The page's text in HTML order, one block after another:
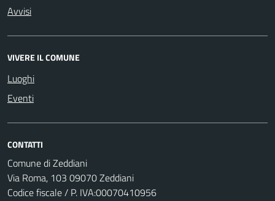
Avvisi
VIVERE IL COMUNE
Luoghi
Eventi
CONTATTI
Comune di Zeddiani
Via Roma, 103 09070 Zeddiani
Codice fiscale / P. IVA:00070410956